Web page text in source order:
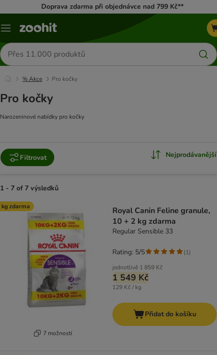
Doprava zdarma při objednávce nad 799 Kč**
Menu
Hledat
produkty
% Akce Pro kočky
Pro kočky
Narozeninové nabídky pro kočky
Filtrovat Nejprodávanější
1 - 7 of 7 výsledků
product items have been changed
kg zdarma
7 možností
Royal Canin Feline granule,
10 + 2 kg zdarma
Regular Sensible 33
jednotlivě 1 859 Kč
1 549 Kč
129 Kč / kg
Rating: 5/5 (1)
Přidat do košíku